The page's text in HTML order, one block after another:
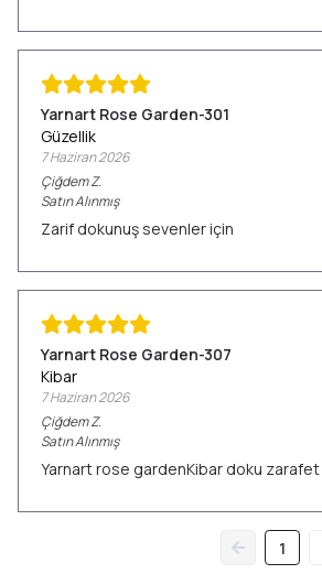
Yarnart Rose Garden-301
Güzellik
7 Haziran 2026
ÇiğdemZ.
Satın Alınmış
Zarif dokunuş sevenler için
Yarnart Rose Garden-307
Kibar
7 Haziran 2026
ÇiğdemZ.
Satın Alınmış
Yarnart rose gardenKibar doku zarafet
1